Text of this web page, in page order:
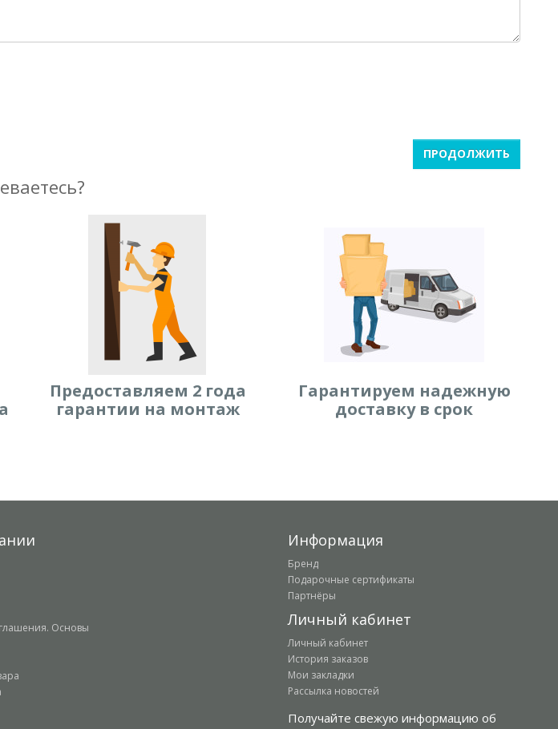
ПРОДОЛЖИТЬ
Предоставляем 2 года
гарантии на монтаж
Гарантируем надежную
доставку в срок
Основы
Информация
Бренд
Подарочные сертификаты
Партнёры
Личный кабинет
Личный кабинет
История заказов
Мои закладки
Рассылка новостей
Получайте свежую информацию об